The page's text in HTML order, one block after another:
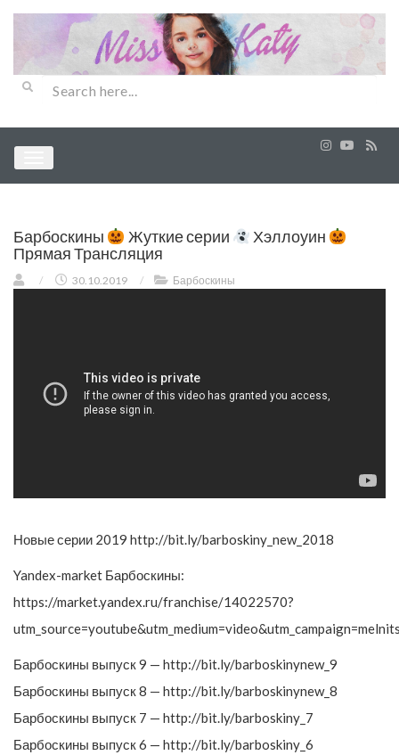
Барбоскины Жуткие серии
Хэллоуин
Прямая Трансляция
/ 30.10.2019 / Барбоскины
Новые серии 2019 http://bit.ly/barboskiny_new_2018
Yandex-market Барбоскины:
https://market.yandex.ru/franchise/14022570?
Барбоскины выпуск 9 — http://bit.ly/barboskinynew_9
Барбоскины выпуск 8 — http://bit.ly/barboskinynew_8
Барбоскины выпуск 7 — http://bit.ly/barboskiny_7
Барбоскины выпуск 6 — http://bit.ly/barboskiny_6